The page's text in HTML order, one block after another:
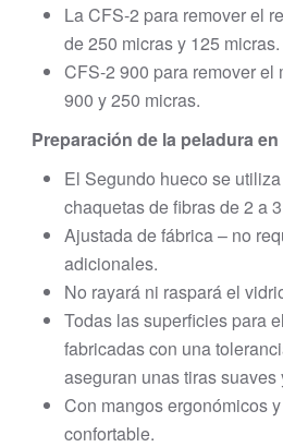
La CFS-2 para remover el
de 250 micras y 125 micras.
CFS-2 900 para remover el
900 y 250 micras.
Preparación de la peladura
El Segundo hueco se
chaquetas de fibras de 2 a
Ajustada de fábrica – no
adicionales.
No rayará ni raspará el
Todas las superficies para
fabricadas con una
aseguran unas tiras suaves
Con mangos ergonómicos
confortable.